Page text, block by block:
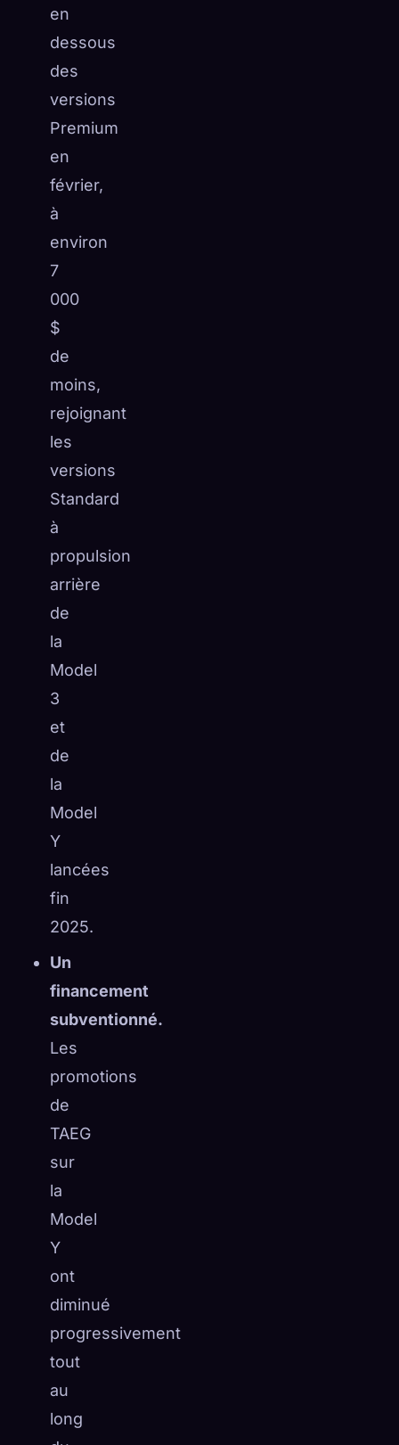
en
dessous
des
versions
Premium
en
février,
à
environ
7
000
$
de
moins,
rejoignant
les
versions
Standard
à
propulsion
arrière
de
la
Model
3
et
de
la
Model
Y
lancées
fin
2025.
Un
financement
subventionné.
Les
promotions
de
TAEG
sur
la
Model
Y
ont
diminué
progressivement
tout
au
long